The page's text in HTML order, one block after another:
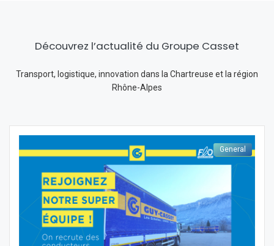
Découvrez l’actualité du Groupe Casset
Transport, logistique, innovation dans la Chartreuse et la région
Rhône-Alpes
General